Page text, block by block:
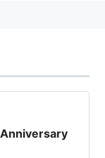
売）
）
Anniversary